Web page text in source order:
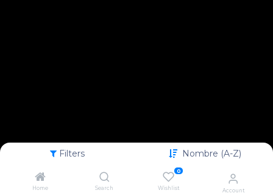
Filters Nombre (A-Z)
Home Search
0
Wishlist Account